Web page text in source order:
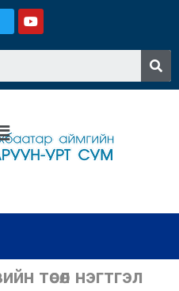
төсөл нэгтгэл